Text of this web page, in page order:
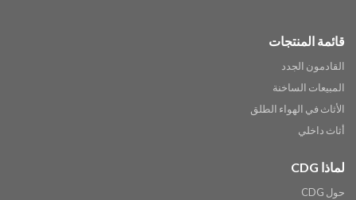
قائمة المنتجات
القادمون الجدد
المبيعات الساخنة
الأثاث في الهواء الطلق
أثاث داخلي
لماذا CDG
حول CDG